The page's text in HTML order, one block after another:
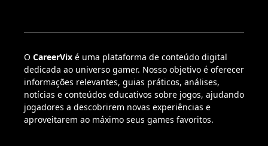
O CareerVix é uma plataforma de conteúdo digital
dedicada ao universo gamer. Nosso objetivo é oferecer
informações relevantes, guias práticos, análises,
notícias e conteúdos educativos sobre jogos, ajudando
jogadores a descobrirem novas experiências e
aproveitarem ao máximo seus games favoritos.